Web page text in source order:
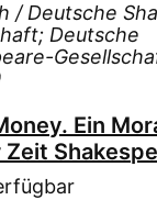
/ Deutsche
Deutsche
Ein
Zeit